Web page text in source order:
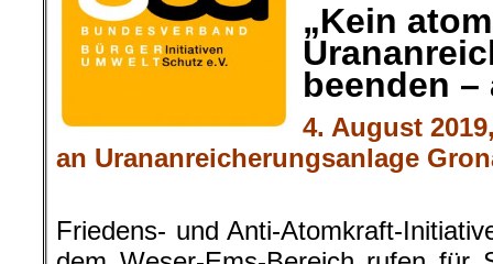
„Kein
beenden
4. August
an Urananreicherungsanlage
Friedens- und Anti-Atomkraft-